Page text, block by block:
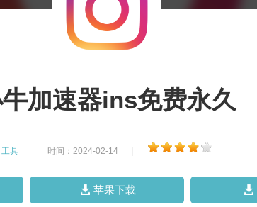
加速器ins免费永久
工具 时间：2024-02-14
苹果下载